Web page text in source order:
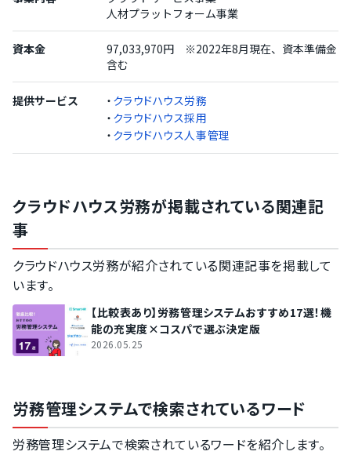
人材プラットフォーム事業
資本金
97,033,970円 ※2022年8月現在、資本準備金
含む
提供サービス ・ クラウドハウス労務
・ クラウドハウス採用
・ クラウドハウス人事管理
クラウドハウス労務が掲載されている関連記
事
クラウドハウス労務が紹介されている関連記事を掲載して
います。
【比較表あり】労務管理システムおすすめ17選！機
能の充実度×コスパで選ぶ決定版
2026.05.25
労務管理システムで検索されているワード
労務管理システムで検索されているワードを紹介します。